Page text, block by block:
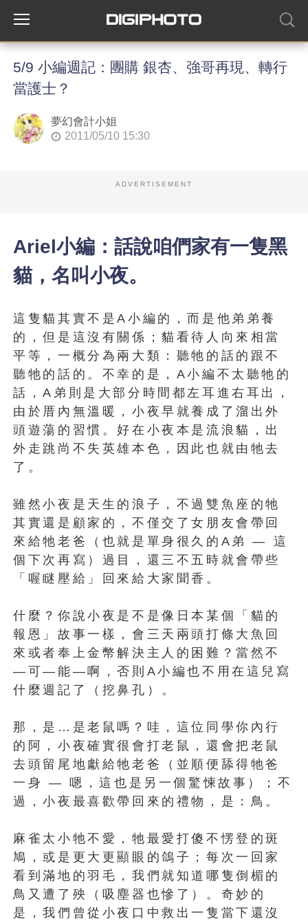
5/9 小編週記：團購 銀杏、強哥再現、轉行
當護士？
夢幻會計小姐
2011/05/10 15:30
ADVERTISEMENT
Ariel小編：話說咱們家有一隻黑
貓，名叫小夜。
這隻貓其實不是A小編的，而是他弟弟養
的，但是這沒有關係；貓看待人向來相當
平等，一概分為兩大類：聽牠的話的跟不
聽牠的話的。不幸的是，A小編不太聽牠的
話，A弟則是大部分時間都左耳進右耳出，
由於厝內無溫暖，小夜早就養成了溜出外
頭遊蕩的習慣。好在小夜本是流浪貓，出
外走跳尚不失英雄本色，因此也就由牠去
了。
雖然小夜是天生的浪子，不過雙魚座的牠
其實還是顧家的，不僅交了女朋友會帶回
來給牠老爸（也就是單身很久的A弟 — 這
個下次再寫）過目，還三不五時就會帶些
「喔瞇壓給」回來給大家聞香。
什麼？你說小夜是不是像日本某個「貓的
報恩」故事一樣，會三天兩頭打條大魚回
來或者奉上金幣解決主人的困難？當然不
—可—能—啊，否則A小編也不用在這兒寫
什麼週記了（挖鼻孔）。
那，是…是老鼠嗎？哇，這位同學你內行
的阿，小夜確實很會打老鼠，還會把老鼠
去頭留尾地獻給牠老爸（並順便舔得牠爸
一身 — 嗯，這也是另一個驚悚故事）；不
過，小夜最喜歡帶回來的禮物，是：鳥。
麻雀太小牠不愛，牠最愛打傻不愣登的斑
鳩，或是更大更顯眼的鴿子；每次一回家
看到滿地的羽毛，我們就知道哪隻倒楣的
鳥又遭了殃（吸塵器也慘了）。奇妙的
是，我們曾從小夜口中救出一隻當下還沒